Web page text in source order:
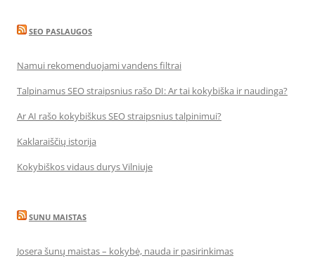
SEO PASLAUGOS
Namui rekomenduojami vandens filtrai
Talpinamus SEO straipsnius rašo DI: Ar tai kokybiška ir naudinga?
Ar AI rašo kokybiškus SEO straipsnius talpinimui?
Kaklaraiščių istorija
Kokybiškos vidaus durys Vilniuje
SUNU MAISTAS
Josera šunų maistas – kokybė, nauda ir pasirinkimas